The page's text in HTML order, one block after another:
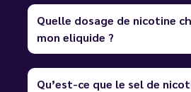
Quelle dosage de nicotine
mon eliquide ?
Qu’est-ce que le sel de